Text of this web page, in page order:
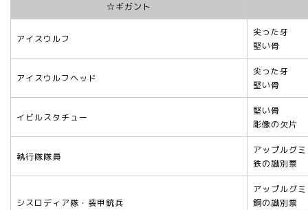
☆ギガント
アイスウルフ
尖った牙
堅い骨
アイスウルフヘッド
尖った牙
堅い骨
イビルスタチュー
堅い骨
彫像の欠片
執行隊隊員
アップルグミ
鉄の識別票
シスロディア隊・装甲銃兵
アップルグミ
銅の識別票